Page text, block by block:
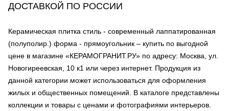
ДОСТАВКОЙ ПО РОССИИ
Керамическая плитка стиль - современный лаппатированная
(полуполир.) форма - прямоугольник – купить по выгодной
цене в магазине «КЕРАМОГРАНИТ.РУ» по адресу: Москва, ул.
Новогиреевская, 10 к1 или через интернет. Продукция из
данной категории может использоваться для оформления
жилых и общественных помещений. В каталоге представлены
коллекции и товары с ценами и фотографиями интерьеров.